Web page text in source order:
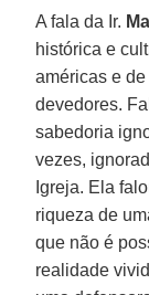
A fala da Ir.
histórica e
américas e
devedores.
sabedoria
vezes,
Igreja. Ela
riqueza de
que não é
realidade